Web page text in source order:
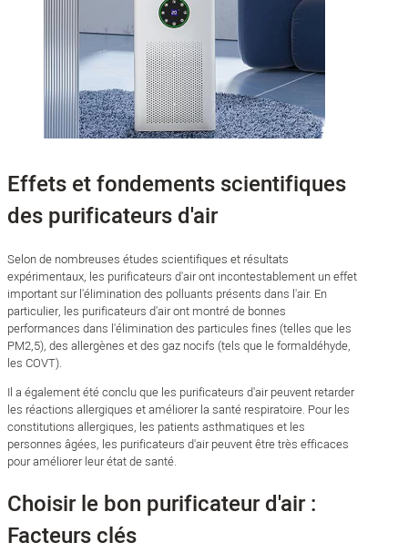
Effets et fondements scientifiques
des purificateurs d'air
Selon de nombreuses études scientifiques et résultats
expérimentaux, les purificateurs d'air ont incontestablement un effet
important sur l'élimination des polluants présents dans l'air. En
particulier, les purificateurs d'air ont montré de bonnes
performances dans l'élimination des particules fines (telles que les
PM2,5), des allergènes et des gaz nocifs (tels que le formaldéhyde,
les COVT).
Il a également été conclu que les purificateurs d'air peuvent retarder
les réactions allergiques et améliorer la santé respiratoire. Pour les
constitutions allergiques, les patients asthmatiques et les
personnes âgées, les purificateurs d'air peuvent être très efficaces
pour améliorer leur état de santé.
Choisir le bon purificateur d'air :
Facteurs clés